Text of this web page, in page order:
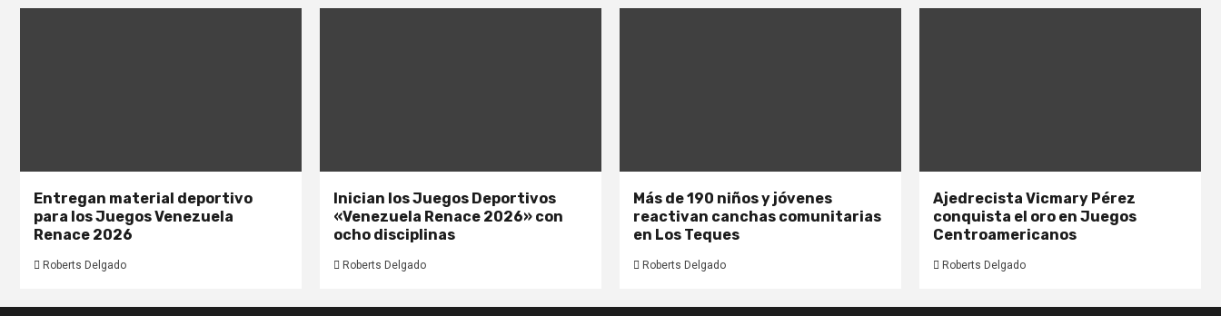
Entregan material deportivo
para los Juegos Venezuela
Renace 2026
Roberts Delgado
Inician los Juegos Deportivos
«Venezuela Renace 2026» con
ocho disciplinas
Roberts Delgado
Más de 190 niños y jóvenes
reactivan canchas comunitarias
en Los Teques
Roberts Delgado
Ajedrecista Vicmary Pérez
conquista el oro en Juegos
Centroamericanos
Roberts Delgado